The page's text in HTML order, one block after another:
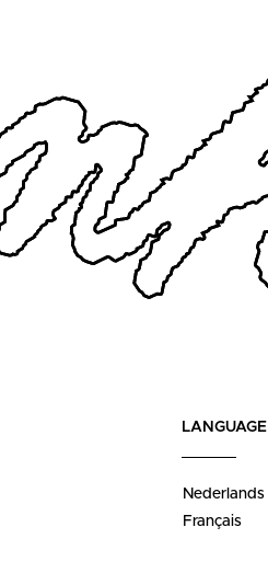
LANGUAGE
Nederlands
Français